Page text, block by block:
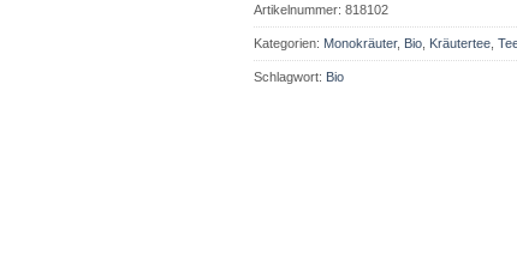
Artikelnummer: 818102
Kategorien: Monokräuter, Bio Kräutertee
Schlagwort: Bio